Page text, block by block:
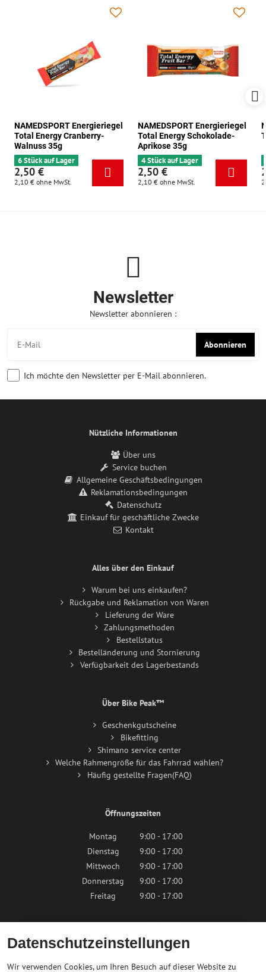
NAMEDSPORT Energieriegel
Total Energy Cranberry-
Walnuss 35g
6 Stück auf Lager
2,50 €
2,10 € ohne MwSt.
NAMEDSPORT Energieriegel
Total Energy Schokolade-
Aprikose 35g
4 Stück auf Lager
2,50 €
2,10 € ohne MwSt.
Newsletter
Newsletter abonnieren :
Abonnieren
Ich möchte den Newsletter per E-Mail abonnieren.
Nützliche Informationen
Über uns
Service buchen
Allgemeine Geschäftsbedingungen
Reklamationsbedingungen
Datenschutz
Einkauf für geschäftliche Zwecke
Kontakt
Alles über den Einkauf
Warum bei uns einkaufen?
Rückgabe und Reklamation von Waren
Lieferung der Ware
Zahlungsmethoden
Bestellstatus
Bestelländerung und Stornierung
Verfügbarkeit des Lagerbestands
Über Bike Peak™
Geschenkgutscheine
Bikefitting
Shimano service center
Welche Rahmengröße für das Fahrrad wählen?
Häufig gestellte Fragen(FAQ)
Öffnungszeiten
Montag
9:00 - 17:00
Dienstag
9:00 - 17:00
Mittwoch
9:00 - 17:00
Donnerstag
9:00 - 17:00
Freitag
9:00 - 17:00
Samstag
9:00 - 12:00
Sonntag
Geschlossen
Datenschutzeinstellungen
Wir verwenden Cookies, um Ihren Besuch auf dieser Website zu